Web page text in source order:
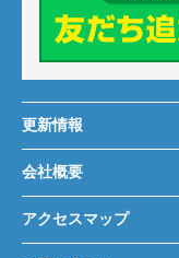
更新情報
会社概要
アクセスマップ